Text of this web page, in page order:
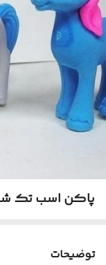
پاکن اسب تک
توضیحات